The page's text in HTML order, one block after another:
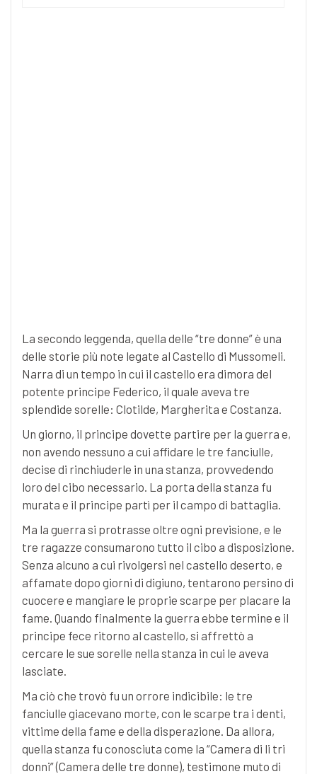
La secondo leggenda, quella delle “tre donne” è una
delle storie più note legate al Castello di Mussomeli.
Narra di un tempo in cui il castello era dimora del
potente principe Federico, il quale aveva tre
splendide sorelle: Clotilde, Margherita e Costanza.
Un giorno, il principe dovette partire per la guerra e,
non avendo nessuno a cui affidare le tre fanciulle,
decise di rinchiuderle in una stanza, provvedendo
loro del cibo necessario. La porta della stanza fu
murata e il principe partì per il campo di battaglia.
Ma la guerra si protrasse oltre ogni previsione, e le
tre ragazze consumarono tutto il cibo a disposizione.
Senza alcuno a cui rivolgersi nel castello deserto, e
affamate dopo giorni di digiuno, tentarono persino di
cuocere e mangiare le proprie scarpe per placare la
fame. Quando finalmente la guerra ebbe termine e il
principe fece ritorno al castello, si affrettò a
cercare le sue sorelle nella stanza in cui le aveva
lasciate.
Ma ciò che trovò fu un orrore indicibile: le tre
fanciulle giacevano morte, con le scarpe tra i denti,
vittime della fame e della disperazione. Da allora,
quella stanza fu conosciuta come la “Camera di li tri
donni” (Camera delle tre donne), testimone muto di